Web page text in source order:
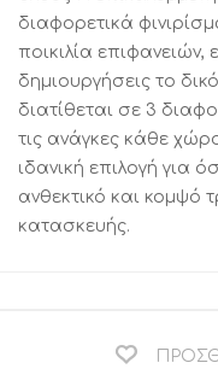
διαφορετικά
ποικιλία
δημιουργήσεις το
διατίθεται σε 3
τις ανάγκες κάθε
ιδανική επιλογή για
ανθεκτικό και κομψό
κατασκευής.